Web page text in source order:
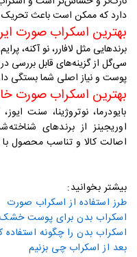
دارد که ممکن است باعث
بهترین اسکراب صورت
برندهایی مثل لافارر، نو آکنه،
سی‌گل از گزینه‌های قابل بررسی
پوست و نیاز اصلی شما بستگی
بهترین اسکراب صورت
بایودرما، نوتروژینا، سنت
اوریجینز از برندهای
اصالت کالا و تناسب محصول با
بیشتر بخوانید:
طرز استفاده از اسکراب صورت
اسکراب بدن برای پوست خشک
اسکراب بدن را چگونه استفاده
بعد از اسکراب چی بزنیم